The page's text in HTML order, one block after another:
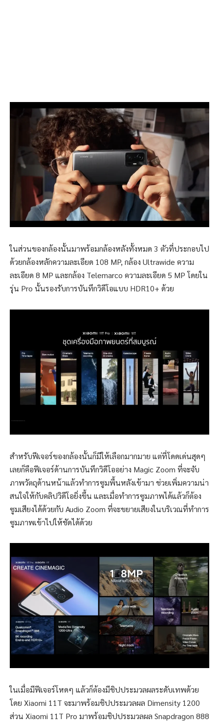
ในส่วนของกล้องนั้นมาพร้อมกล้องหลังทั้งหมด 3 ตัวที่ประกอบไป
ด้วยกล้องหลักความละเอียด 108 MP, กล้อง Ultrawide ความ
ละเอียด 8 MP และกล้อง Telemarco ความละเอียด 5 MP โดยใน
รุ่น Pro นั้นรองรับการบันทึกวิดีโอแบบ HDR10+ ด้วย
สำหรับฟีเจอร์ของกล้องนั้นก็มีให้เลือกมากมาย แต่ที่โดดเด่นสุดๆ
เลยก็คือฟีเจอร์ด้านการบันทึกวิดีโออย่าง Magic Zoom ที่จะจับ
ภาพวัตถุด้านหน้าแล้วทำการซูมพื้นหลังเข้ามา ช่วยเพิ่มความน่า
สนใจให้กับคลิปวิดีโอยิ่งขึ้น และเมื่อทำการซูมภาพได้แล้วก็ต้อง
ซูมเสียงได้ด้วยกับ Audio Zoom ที่จะขยายเสียงในบริเวณที่ทำการ
ซูมภาพเข้าไปให้ชัดได้ด้วย
ในเมื่อมีฟีเจอร์โหดๆ แล้วก็ต้องมีชิปประมวลผลระดับเทพด้วย
โดย Xiaomi 11T จะมาพร้อมชิปประมวลผล Dimensity 1200
ส่วน Xiaomi 11T Pro มาพร้อมชิปประมวลผล Snapdragon 888